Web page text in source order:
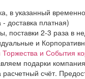
в указанный
- доставка платная)
поставки 2-3 раза в
и
и События
подарки
счёт.